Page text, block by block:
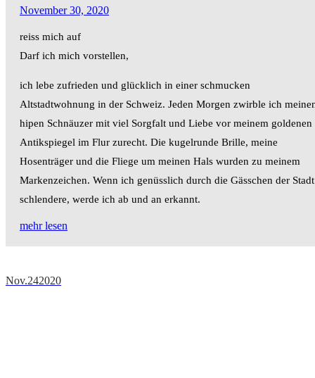
November 30, 2020
reiss mich auf
Darf ich mich vorstellen,
ich lebe zufrieden und glücklich in einer schmucken
Altstadtwohnung in der Schweiz. Jeden Morgen zwirble ich
hipen Schnäuzer mit viel Sorgfalt und Liebe vor meinem goldenen
Antikspiegel im Flur zurecht. Die kugelrunde Brille, meine
Hosenträger und die Fliege um meinen Hals wurden zu meinem
Markenzeichen. Wenn ich genüsslich durch die Gässchen der Stadt
schlendere, werde ich ab und an erkannt.
mehr lesen
Nov.242020